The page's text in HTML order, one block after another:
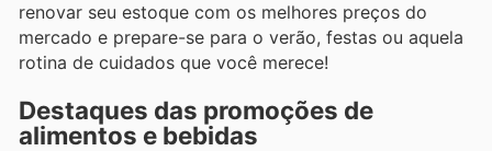
renovar seu estoque com os melhores preços do
mercado e prepare-se para o verão, festas ou aquela
rotina de cuidados que você merece!
Destaques das promoções de
alimentos e bebidas